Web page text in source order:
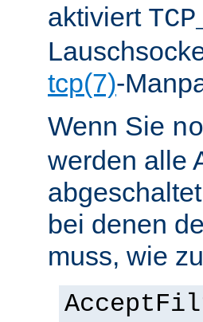
aktiviert
tcp(7)-
Wenn Sie
werden alle
bei denen
muss, wie